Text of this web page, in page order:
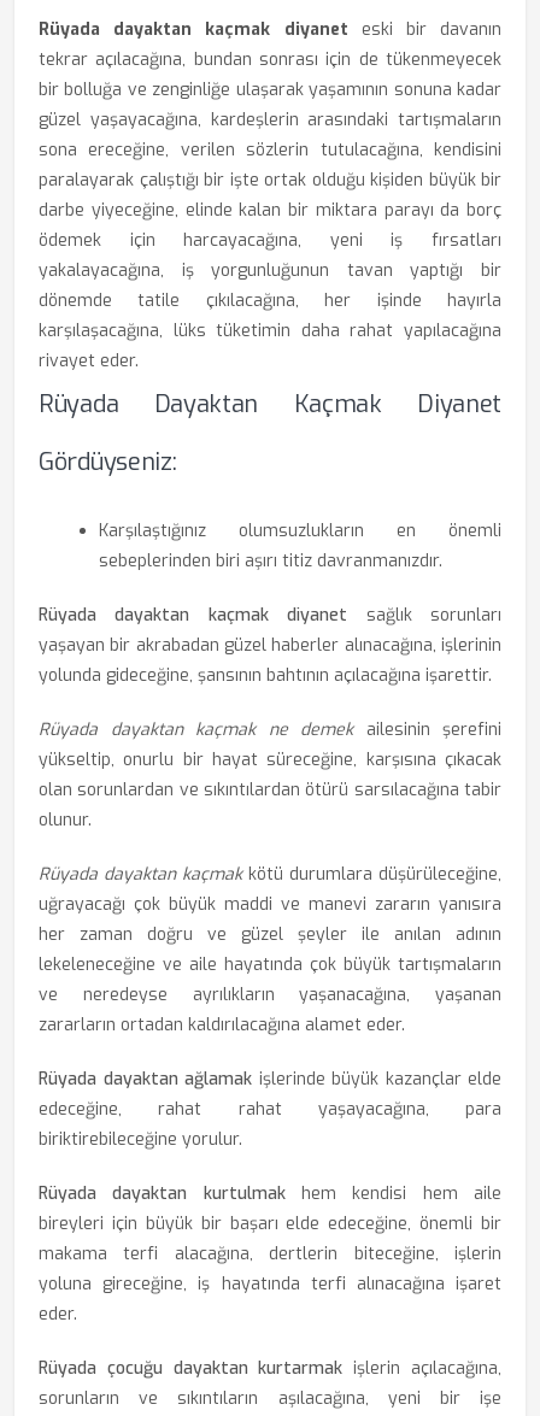
Rüyada dayaktan kaçmak diyanet eski bir davanın
tekrar açılacağına, bundan sonrası için de tükenmeyecek
bir bolluğa ve zenginliğe ulaşarak yaşamının sonuna kadar
güzel yaşayacağına, kardeşlerin arasındaki tartışmaların
sona ereceğine, verilen sözlerin tutulacağına, kendisini
paralayarak çalıştığı bir işte ortak olduğu kişiden büyük bir
darbe yiyeceğine, elinde kalan bir miktara parayı da borç
ödemek için harcayacağına, yeni iş fırsatları
yakalayacağına, iş yorgunluğunun tavan yaptığı bir
dönemde tatile çıkılacağına, her işinde hayırla
karşılaşacağına, lüks tüketimin daha rahat yapılacağına
rivayet eder.
Rüyada Dayaktan Kaçmak Diyanet
Gördüyseniz:
Karşılaştığınız olumsuzlukların en önemli
sebeplerinden biri aşırı titiz davranmanızdır.
Rüyada dayaktan kaçmak diyanet sağlık sorunları
yaşayan bir akrabadan güzel haberler alınacağına, işlerinin
yolunda gideceğine, şansının bahtının açılacağına işarettir.
Rüyada dayaktan kaçmak ne demekailesinin şerefini
yükseltip, onurlu bir hayat süreceğine, karşısına çıkacak
olan sorunlardan ve sıkıntılardan ötürü sarsılacağına tabir
olunur.
Rüyada dayaktan kaçmakkötü durumlara düşürüleceğine,
uğrayacağı çok büyük maddi ve manevi zararın yanısıra
her zaman doğru ve güzel şeyler ile anılan adının
lekeleneceğine ve aile hayatında çok büyük tartışmaların
ve neredeyse ayrılıkların yaşanacağına, yaşanan
zararların ortadan kaldırılacağına alamet eder.
Rüyada dayaktan ağlamak işlerinde büyük kazançlar elde
edeceğine, rahat rahat yaşayacağına, para
biriktirebileceğine yorulur.
Rüyada dayaktan kurtulmakhem kendisi hem aile
bireyleri için büyük bir başarı elde edeceğine, önemli bir
makama terfi alacağına, dertlerin biteceğine, işlerin
yoluna gireceğine, iş hayatında terfi alınacağına işaret
eder.
Rüyada çocuğu dayaktan kurtarmak işlerin açılacağına,
sorunların ve sıkıntıların aşılacağına, yeni bir işe